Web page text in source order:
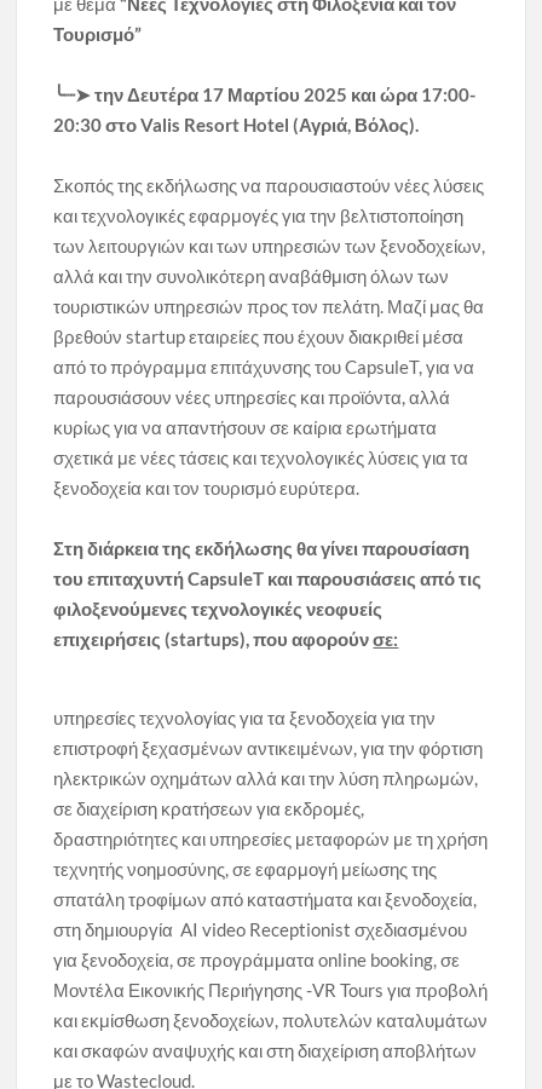
Τουρισμό”
╰┈➤ την Δευτέρα 17 Μαρτίου 2025 και ώρα 17:00-
20:30 στο Valis Resort Hotel (Αγριά, Βόλος).
Σκοπός της εκδήλωσης να παρουσιαστούν νέες λύσεις
και τεχνολογικές εφαρμογές για την βελτιστοποίηση
των λειτουργιών και των υπηρεσιών των ξενοδοχείων,
αλλά και την συνολικότερη αναβάθμιση όλων των
τουριστικών υπηρεσιών προς τον πελάτη. Μαζί μας θα
βρεθούν startup εταιρείες που έχουν διακριθεί μέσα
από το πρόγραμμα επιτάχυνσης του CapsuleT, για να
παρουσιάσουν νέες υπηρεσίες και προϊόντα, αλλά
κυρίως για να απαντήσουν σε καίρια ερωτήματα
σχετικά με νέες τάσεις και τεχνολογικές λύσεις για τα
ξενοδοχεία και τον τουρισμό ευρύτερα.
Στη διάρκεια της εκδήλωσης θα γίνει παρουσίαση
του επιταχυντή CapsuleT και παρουσιάσεις από τις
φιλοξενούμενες τεχνολογικές νεοφυείς
επιχειρήσεις (startups), που αφορούνσε:
υπηρεσίες τεχνολογίας για τα ξενοδοχεία για την
επιστροφή ξεχασμένων αντικειμένων, για την φόρτιση
ηλεκτρικών οχημάτων αλλά και την λύση πληρωμών,
σε διαχείριση κρατήσεων για εκδρομές,
δραστηριότητες και υπηρεσίες μεταφορών με τη χρήση
τεχνητής νοημοσύνης, σε εφαρμογή μείωσης της
σπατάλη τροφίμων από καταστήματα και ξενοδοχεία,
στη δημιουργία AI video Receptionist σχεδιασμένου
για ξενοδοχεία, σε προγράμματα online booking, σε
Μοντέλα Εικονικής Περιήγησης -VR Tours για προβολή
και εκμίσθωση ξενοδοχείων, πολυτελών καταλυμάτων
και σκαφών αναψυχής και στη διαχείριση αποβλήτων
με το Wastecloud.